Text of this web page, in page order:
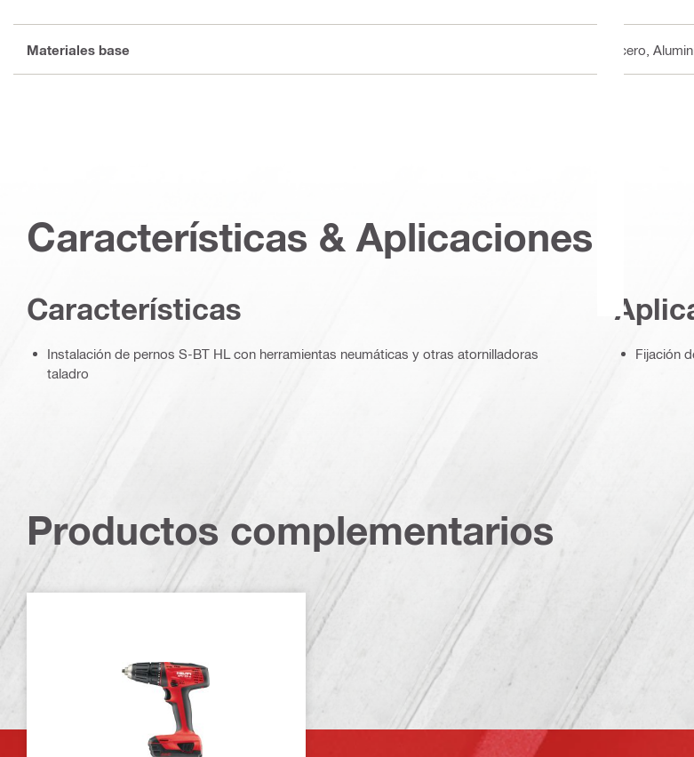
Materiales base Acero,
Características & Aplicaciones
Características
Instalación de pernos S-BT HL con herramientas neumáticas y otras atornilladoras
taladro
Fijación
Productos complementarios